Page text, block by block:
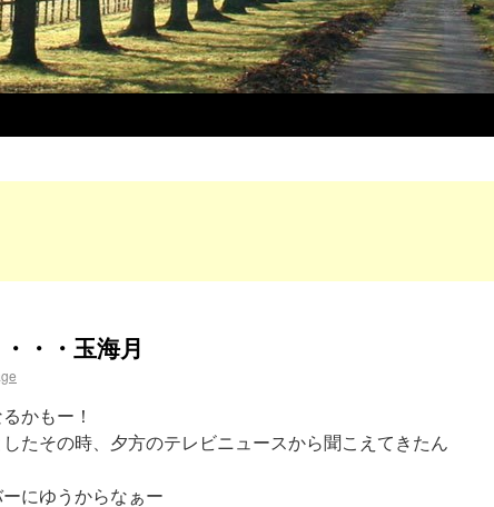
・・玉海月
かもー！
たその時、夕方のテレビニュースから聞こえてきたん
にゆうからなぁー